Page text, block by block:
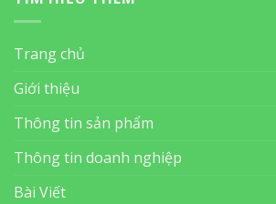
KẾT NỐI FACEBOOK